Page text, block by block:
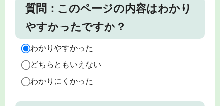
質問：このページの内容はわかり
やすかったですか？
わかりやすかった
どちらともいえない
わかりにくかった